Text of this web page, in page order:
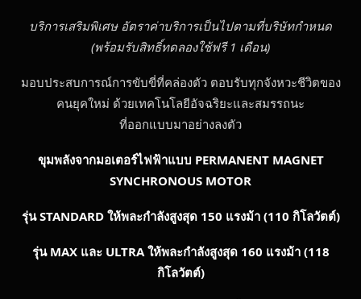
บริการเสริมพิเศษ อัตราค่าบริการเป็นไปตามที่บริษัทกำหนด
(พร้อมรับสิทธิ์ทดลองใช้ฟรี 1 เดือน)
มอบประสบการณ์การขับขี่ที่คล่องตัว ตอบรับทุกจังหวะชีวิตของ
คนยุคใหม่ ด้วยเทคโนโลยีอัจฉริยะและสมรรถนะ
ที่ออกแบบมาอย่างลงตัว
ขุมพลังจากมอเตอร์ไฟฟ้าแบบ PERMANENT MAGNET
SYNCHRONOUS MOTOR
รุ่นSTANDARD ให้พละกำลังสูงสุด 150 แรงม้า (110 กิโลวัตต์)
รุ่น MAX และ ULTRA ให้พละกำลังสูงสุด 160 แรงม้า (118
กิโลวัตต์)